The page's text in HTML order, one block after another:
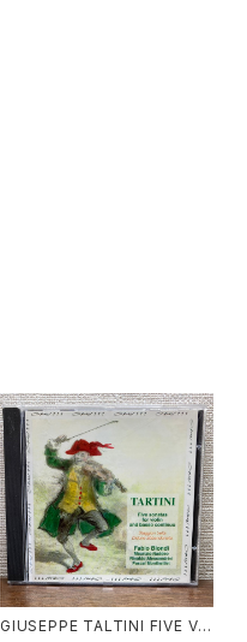
GIUSEPPE TALTINI FIVE VI